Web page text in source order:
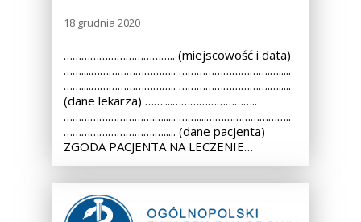
18 grudnia 2020
……………………………….. (miejscowość i data)
……....……………………….. ………………………….….....
……....……………………….. ………………………….….....
(dane lekarza) ……....………………………..
………………………….…..... ……....………………………..
………………………….…..... (dane pacjenta)
ZGODA PACJENTA NA LECZENIE…